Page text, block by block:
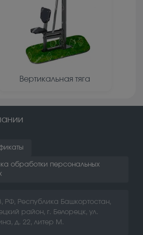
Вертикальная тяга
обработки персональных
РФ, Республика Башкортостан,
район, г. Белорецк, ул.
д. 22, литер М.